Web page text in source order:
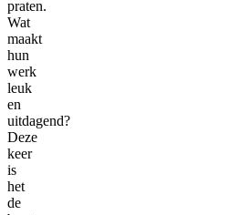
praten.
Wat
maakt
hun
werk
leuk
en
uitdagend?
Deze
keer
is
het
de